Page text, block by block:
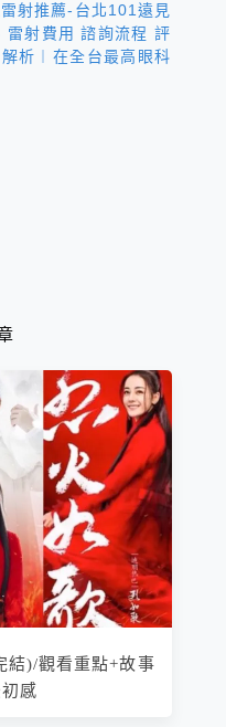
射推薦-台北101遠見
雷射費用 諮詢流程 評
析︱在全台最高眼科
結)/觀看重點+故事
感